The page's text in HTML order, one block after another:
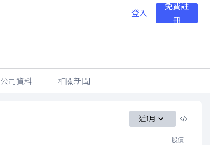
登入
免費註
冊
公司資料 相關新聞
近1月